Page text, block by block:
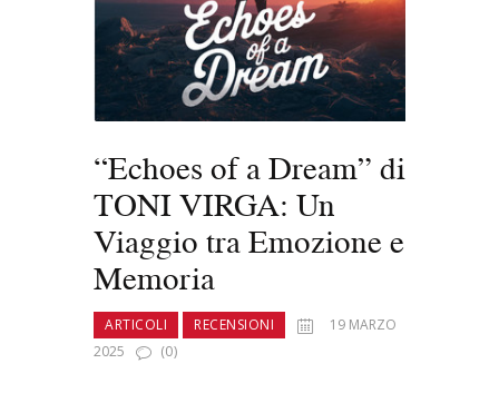
“Echoes of a Dream” di
TONI VIRGA: Un
Viaggio tra Emozione e
Memoria
ARTICOLI RECENSIONI
19 MARZO
2025
(0)